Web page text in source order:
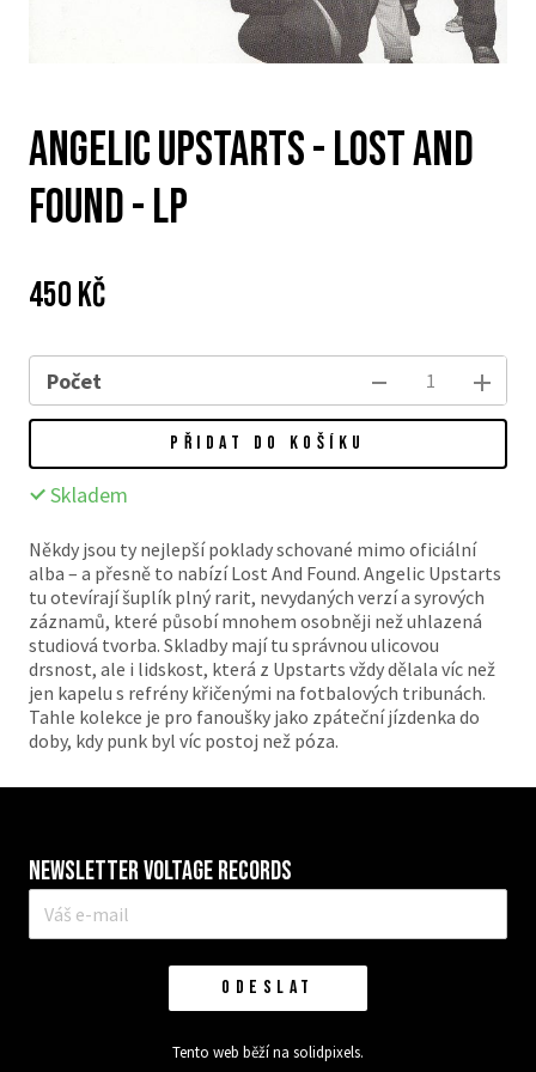
Angelic Upstarts - Lost And
Found - LP
Cena:
450 Kč
Počet
PŘIDAT DO KOŠÍKU
Skladem
Někdy jsou ty nejlepší poklady schované mimo oficiální
alba – a přesně to nabízí Lost And Found. Angelic Upstarts
tu otevírají šuplík plný rarit, nevydaných verzí a syrových
záznamů, které působí mnohem osobněji než uhlazená
studiová tvorba. Skladby mají tu správnou ulicovou
drsnost, ale i lidskost, která z Upstarts vždy dělala víc než
jen kapelu s refrény křičenými na fotbalových tribunách.
Tahle kolekce je pro fanoušky jako zpáteční jízdenka do
doby, kdy punk byl víc postoj než póza.
Newsletter VOLTAGE RECORDS
E-
mail
ODESLAT
Tento web běží na solidpixels.